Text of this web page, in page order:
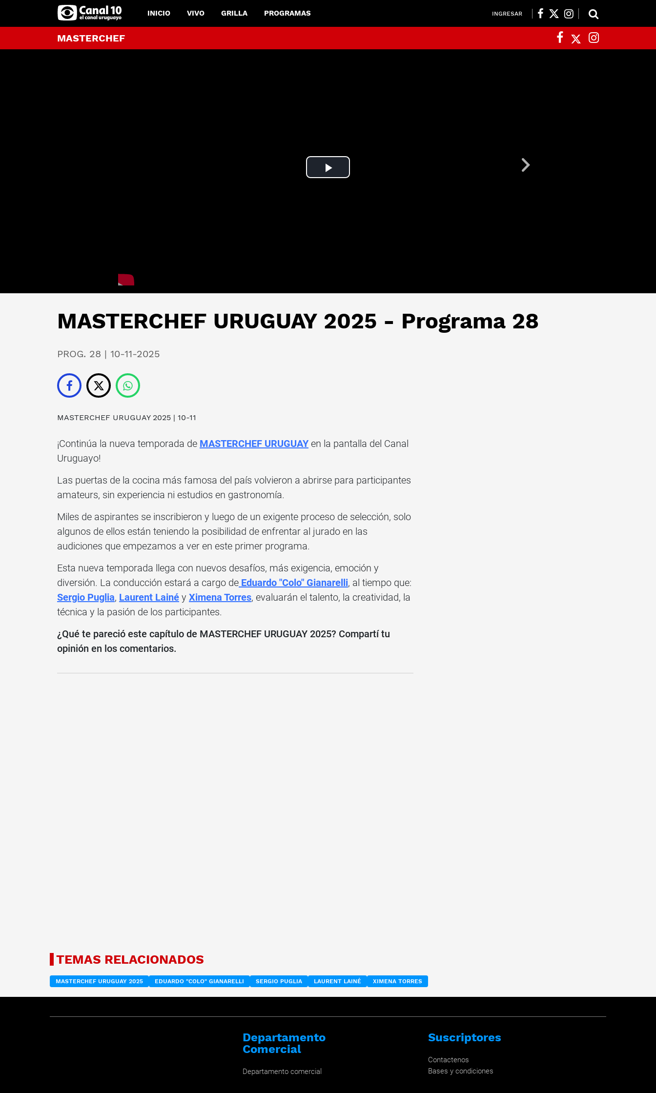
INICIO VIVO GRILLA PROGRAMAS INGRESAR
MASTERCHEF
Play
MASTERCHEF URUGUAY 2025 - Programa 28
PROG. 28 | 10-11-2025
MASTERCHEF URUGUAY 2025 | 10-11
¡Continúa la nueva temporada de MASTERCHEF URUGUAY en la pantalla del Canal
Uruguayo!
Las puertas de la cocina más famosa del país volvieron a abrirse para participantes
amateurs, sin experiencia ni estudios en gastronomía.
Miles de aspirantes se inscribieron y luego de un exigente proceso de selección, solo
algunos de ellos están teniendo la posibilidad de enfrentar al jurado en las
audiciones que empezamos a ver en este primer programa.
Esta nueva temporada llega con nuevos desafíos, más exigencia, emoción y
diversión. La conducción estará a cargo de Eduardo "Colo" Gianarelli, al tiempo que:
Sergio Puglia, Laurent Lainé y Ximena Torres, evaluarán el talento, la creatividad, la
técnica y la pasión de los participantes.
¿Qué te pareció este capítulo de MASTERCHEF URUGUAY 2025? Compartí tu
opinión en los comentarios.
TEMAS RELACIONADOS
MASTERCHEF URUGUAY 2025 EDUARDO "COLO" GIANARELLI SERGIO PUGLIA LAURENT LAINÉ XIMENA TORRES
Departamento
Comercial
Departamento comercial
Suscriptores
Contactenos
Bases y condiciones